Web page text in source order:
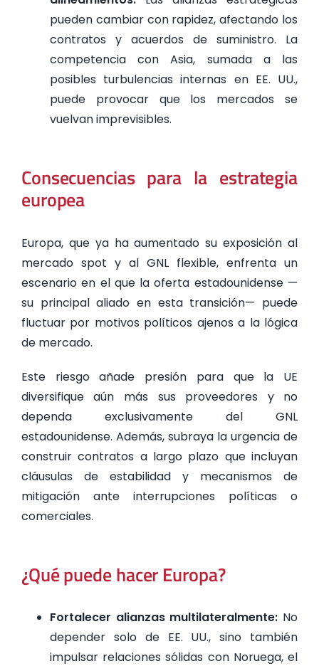
pueden cambiar con rapidez, afectando los
contratos y acuerdos de suministro. La
competencia con Asia, sumada a las
posibles turbulencias internas en EE. UU.,
puede provocar que los mercados se
vuelvan imprevisibles.
Consecuencias para la estrategia
europea
Europa, que ya ha aumentado su exposición al
mercado spot y al GNL flexible, enfrenta un
escenario en el que la oferta estadounidense —
su principal aliado en esta transición— puede
fluctuar por motivos políticos ajenos a la lógica
de mercado.
Este riesgo añade presión para que la UE
diversifique aún más sus proveedores y no
dependa exclusivamente del GNL
estadounidense. Además, subraya la urgencia de
construir contratos a largo plazo que incluyan
cláusulas de estabilidad y mecanismos de
mitigación ante interrupciones políticas o
comerciales.
¿Qué puede hacer Europa?
Fortalecer alianzas multilateralmente: No
depender solo de EE. UU., sino también
impulsar relaciones sólidas con Noruega, el